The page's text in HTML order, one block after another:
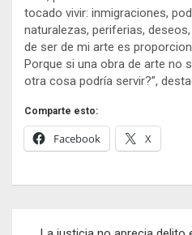
tocado vivir: inmigraciones,
naturalezas, periferias,
de ser de mi arte es
Porque si una obra de arte no
otra cosa podría servir?”,
Comparte esto:
Facebook X